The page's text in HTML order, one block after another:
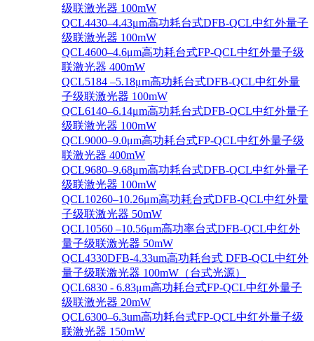
级联激光器 100mW
QCL4430–4.43μm高功耗台式DFB-QCL中红外量子
级联激光器 100mW
QCL4600–4.6μm高功耗台式FP-QCL中红外量子级
联激光器 400mW
QCL5184 –5.18μm高功耗台式DFB-QCL中红外量
子级联激光器 100mW
QCL6140–6.14μm高功耗台式DFB-QCL中红外量子
级联激光器 100mW
QCL9000–9.0μm高功耗台式FP-QCL中红外量子级
联激光器 400mW
QCL9680–9.68μm高功耗台式DFB-QCL中红外量子
级联激光器 100mW
QCL10260–10.26μm高功耗台式DFB-QCL中红外量
子级联激光器 50mW
QCL10560 –10.56μm高功率台式DFB-QCL中红外
量子级联激光器 50mW
QCL4330DFB-4.33um高功耗台式 DFB-QCL中红外
量子级联激光器 100mW（台式光源）
QCL6830 - 6.83μm高功耗台式FP-QCL中红外量子
级联激光器 20mW
QCL6300–6.3um高功耗台式FP-QCL中红外量子级
联激光器 150mW